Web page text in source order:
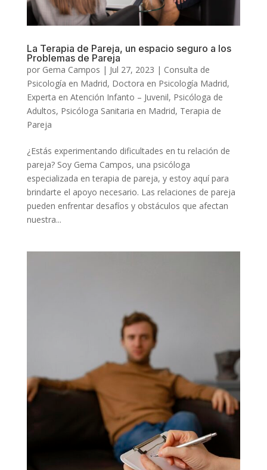
La Terapia de Pareja, un espacio seguro a los
Problemas de Pareja
por Gema Campos | Jul 27, 2023 | Consulta de
Psicología en Madrid, Doctora en Psicología Madrid,
Experta en Atención Infanto – Juvenil, Psicóloga de
Adultos, Psicóloga Sanitaria en Madrid, Terapia de
Pareja
¿Estás experimentando dificultades en tu relación de
pareja? Soy Gema Campos, una psicóloga
especializada en terapia de pareja, y estoy aquí para
brindarte el apoyo necesario. Las relaciones de pareja
pueden enfrentar desafíos y obstáculos que afectan
nuestra...